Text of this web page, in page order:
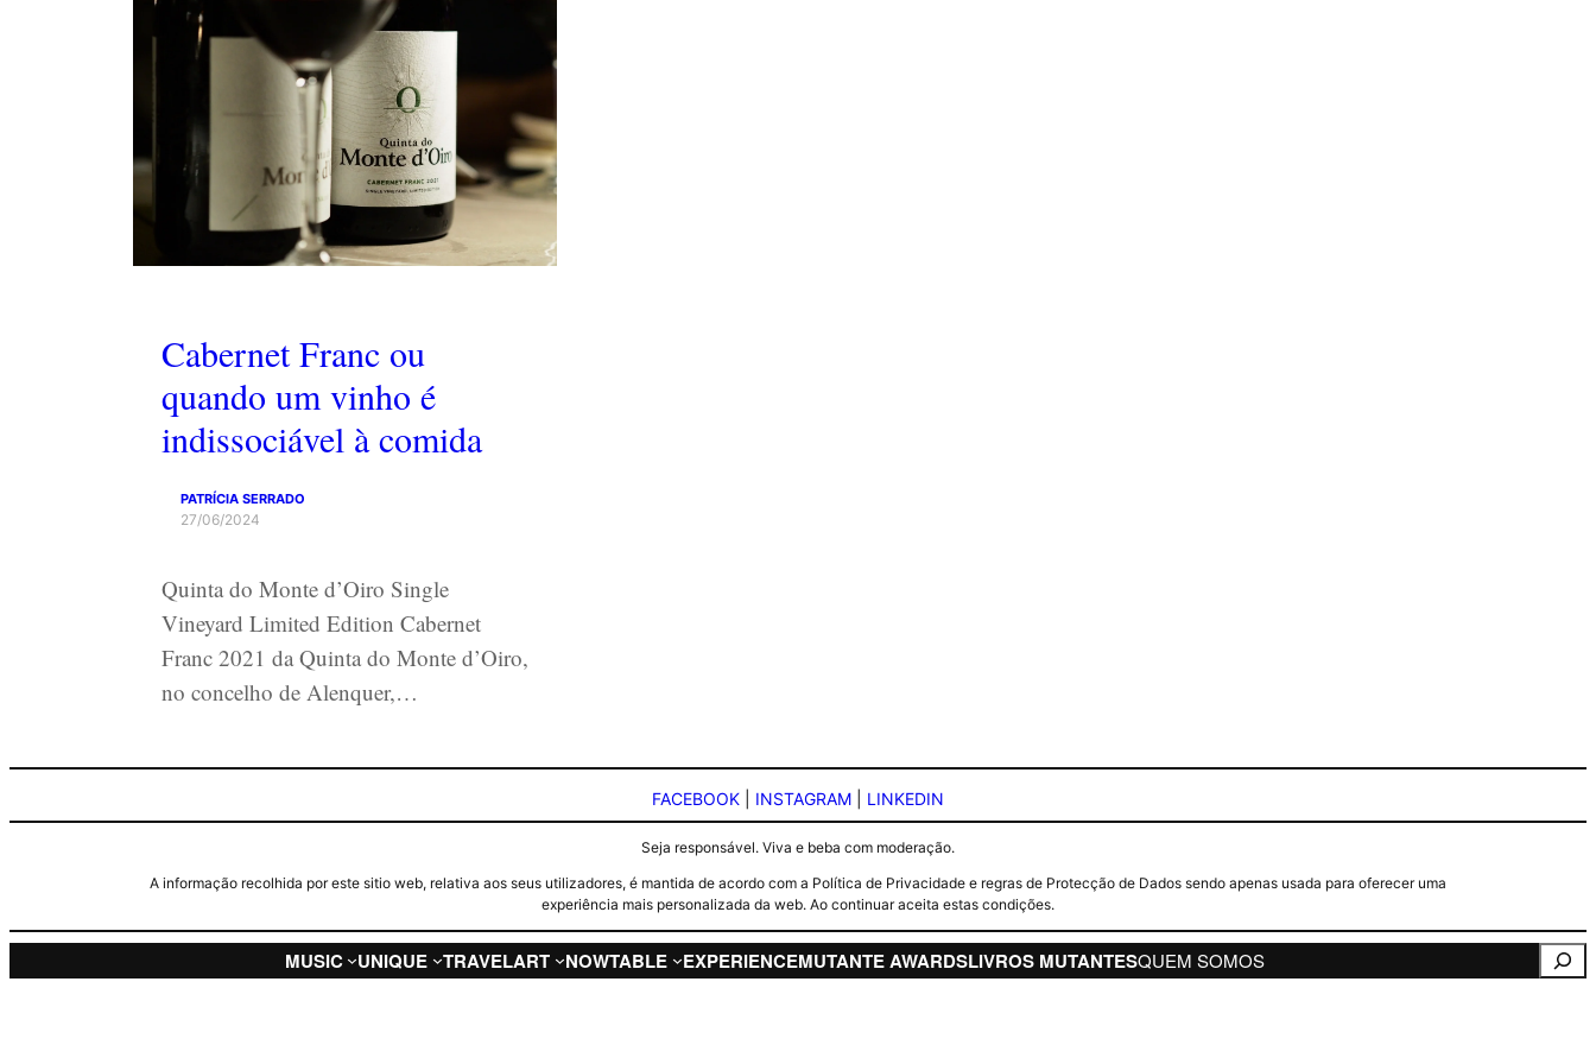
Cabernet Franc ou
quando um vinho é
indissociável à comida
PATRÍCIA SERRADO
27/06/2024
Quinta do Monte d’Oiro Single
Vineyard Limited Edition Cabernet
Franc 2021 da Quinta do Monte d’Oiro,
no concelho de Alenquer,…
FACEBOOK INSTAGRAM LINKEDIN
Seja responsável. Viva e beba com moderação.
A informação recolhida por este sitio web, relativa aos seus utilizadores, é mantida de acordo com a Política de Privacidade e regras de Protecção de Dados sendo apenas usada para oferecer uma
experiência mais personalizada da web. Ao continuar aceita estas condições.
MUSIC UNIQUE TRAVELART NOWTABLE EXPERIENCEMUTANTE AWARDSLIVROS MUTANTESQUEM SOMOS